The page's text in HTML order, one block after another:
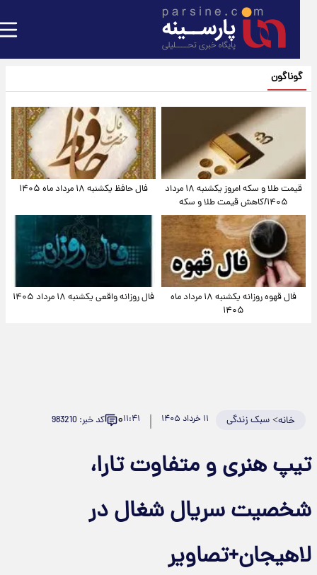
گوناگون
قیمت طلا و سکه امروز یکشنبه ۱۸ مرداد
۱۴۰۵/کاهش قیمت طلا و سکه
فال حافظ یکشنبه ۱۸ مرداد ماه ۱۴۰۵
فال قهوه روزانه یکشنبه ۱۸ مرداد ماه
۱۴۰۵
فال روزانه واقعی یکشنبه ۱۸ مرداد ۱۴۰۵
خانه>سبک زندگی ۱۱:۴۱۰ کد خبر: 983210
هنری و متفاوت تارا،
سریال شغال در